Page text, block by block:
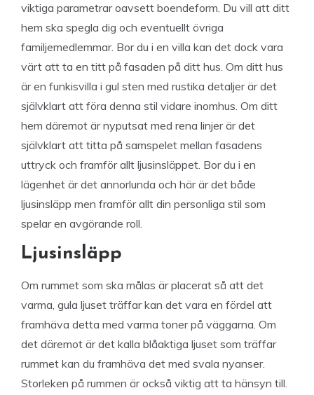
viktiga parametrar oavsett boendeform. Du vill att ditt
hem ska spegla dig och eventuellt övriga
familjemedlemmar. Bor du i en villa kan det dock vara
värt att ta en titt på fasaden på ditt hus. Om ditt hus
är en funkisvilla i gul sten med rustika detaljer är det
självklart att föra denna stil vidare inomhus. Om ditt
hem däremot är nyputsat med rena linjer är det
självklart att titta på samspelet mellan fasadens
uttryck och framför allt ljusinsläppet. Bor du i en
lägenhet är det annorlunda och här är det både
ljusinsläpp men framför allt din personliga stil som
spelar en avgörande roll.
Ljusinsläpp
Om rummet som ska målas är placerat så att det
varma, gula ljuset träffar kan det vara en fördel att
framhäva detta med varma toner på väggarna. Om
det däremot är det kalla blåaktiga ljuset som träffar
rummet kan du framhäva det med svala nyanser.
Storleken på rummen är också viktig att ta hänsyn till.